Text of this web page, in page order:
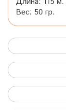
Вес: 50 гр.